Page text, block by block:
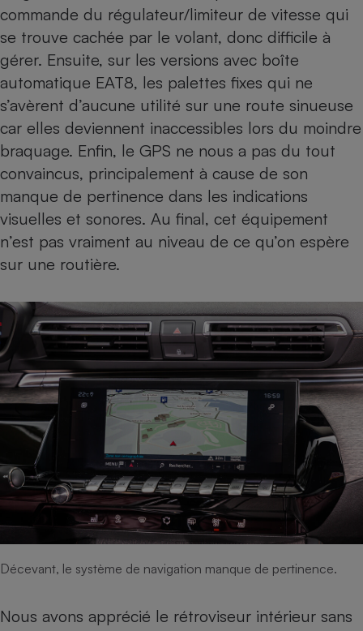
commande du régulateur/limiteur de vitesse qui
se trouve cachée par le volant, donc difficile à
gérer. Ensuite, sur les versions avec boîte
automatique EAT8, les palettes fixes qui ne
s’avèrent d’aucune utilité sur une route sinueuse
car elles deviennent inaccessibles lors du moindre
braquage. Enfin, le GPS ne nous a pas du tout
convaincus, principalement à cause de son
manque de pertinence dans les indications
visuelles et sonores. Au final, cet équipement
n’est pas vraiment au niveau de ce qu’on espère
sur une routière.
Décevant, le système de navigation manque de pertinence.
Nous avons apprécié le rétroviseur intérieur sans